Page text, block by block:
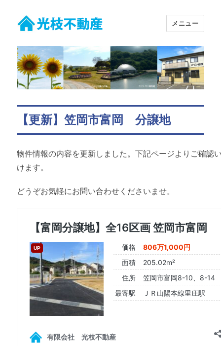
有限会社 光枝不動産
メニュー
【更新】笠岡市富岡 分譲地
物件情報の内容を更新しました。下記ページよりご確認
けます。
どうぞお気軽にお問い合わせくださいませ。